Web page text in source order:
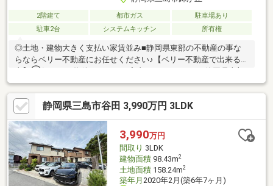
2階建て 都市ガス
駐車場あり
駐車2台
システムキッチン 所有権
◎土地・建物大きく支払い家賃並み■静岡県東部の不動産の事な
らならベリー不動産にお任せください♪【ベリー不動産で出来る
事】①気になる物件まとめてご案内いたします！ ※静岡県東部
の新築ならほぼ全ての物件ご案内可能です♪②住宅ローンの事前
審査を『無料』で代行いたします！ ※FP技能士がご相談を受け
お客様にあった金融機関をご提案♪③購入後のサポートをいたし
ます！ ※買ったあとが本当のお付き合いです♪お家の不具合や税
申告・補助金申請もお手伝い♪④購入後のリフォーム工事・外構
工事を自社で承ります♪自社でできるから金額もお安くすることが
可能です♪
静岡県三島市谷田 3,990万円 3LDK
3,990万円
間取り 3LDK
建物面積98.43m2
土地面積158.24m2
築年月 2020年2月(築6年7ヶ月)